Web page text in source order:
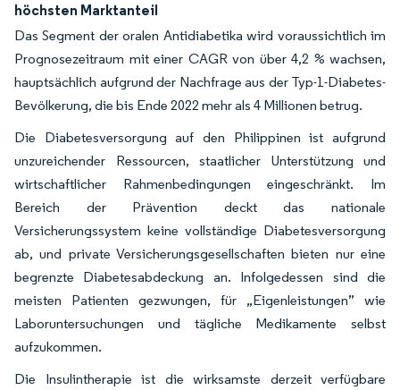
höchsten Marktanteil
Das Segment der oralen Antidiabetika wird voraussichtlich im
Prognosezeitraum mit einer CAGR von über 4,2 % wachsen,
hauptsächlich aufgrund der Nachfrage aus der Typ-1-Diabetes-
Bevölkerung, die bis Ende 2022 mehr als 4 Millionen betrug.
Die Diabetesversorgung auf den Philippinen ist aufgrund
unzureichender Ressourcen, staatlicher Unterstützung und
wirtschaftlicher Rahmenbedingungen eingeschränkt. Im
Bereich der Prävention deckt das nationale
Versicherungssystem keine vollständige Diabetesversorgung
ab, und private Versicherungsgesellschaften bieten nur eine
begrenzte Diabetesabdeckung an. Infolgedessen sind die
meisten Patienten gezwungen, für „Eigenleistungen” wie
Laboruntersuchungen und tägliche Medikamente selbst
aufzukommen.
Die Insulintherapie ist die wirksamste derzeit verfügbare